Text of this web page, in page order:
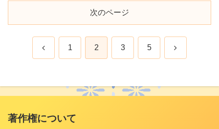
次のページ
前 1 2 3 5 次
著作権について